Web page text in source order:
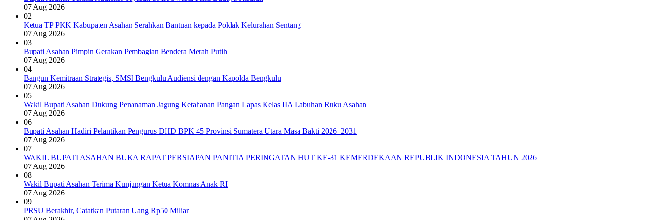
07 Aug 2026
02
Ketua TP PKK Kabupaten Asahan Serahkan Bantuan kepada Poklak Kelurahan Sentang
07 Aug 2026
03
Bupati Asahan Pimpin Gerakan Pembagian Bendera Merah Putih
07 Aug 2026
04
Bangun Kemitraan Strategis, SMSI Bengkulu Audiensi dengan Kapolda Bengkulu
07 Aug 2026
05
Wakil Bupati Asahan Dukung Penanaman Jagung Ketahanan Pangan Lapas Kelas IIA Labuhan Ruku Asahan
07 Aug 2026
06
Bupati Asahan Hadiri Pelantikan Pengurus DHD BPK 45 Provinsi Sumatera Utara Masa Bakti 2026–2031
07 Aug 2026
07
WAKIL BUPATI ASAHAN BUKA RAPAT PERSIAPAN PANITIA PERINGATAN HUT KE-81 KEMERDEKAAN REPUBLIK INDONESIA TAHUN 2026
07 Aug 2026
08
Wakil Bupati Asahan Terima Kunjungan Ketua Komnas Anak RI
07 Aug 2026
09
PRSU Berakhir, Catatkan Putaran Uang Rp50 Miliar